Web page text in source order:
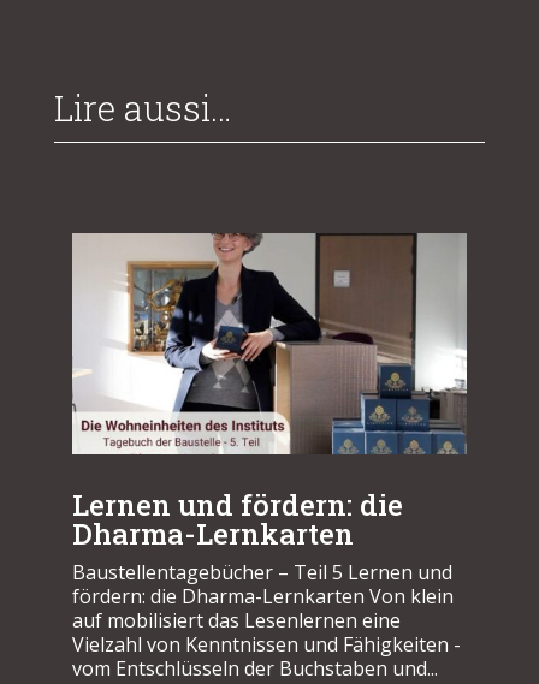
Lire aussi…
Lernen und fördern: die
Dharma-Lernkarten
Baustellentagebücher – Teil 5 Lernen und
fördern: die Dharma-Lernkarten Von klein
auf mobilisiert das Lesenlernen eine
Vielzahl von Kenntnissen und Fähigkeiten -
vom Entschlüsseln der Buchstaben und...